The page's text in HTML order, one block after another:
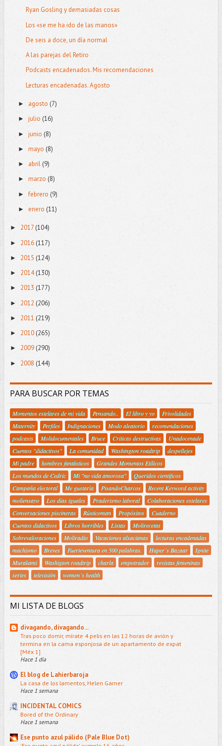
Ryan Gosling y demasiadas cosas
Los «se me ha ido de las manos»
De seis a doce, un día normal
A las parejas del Retiro
Podcasts encadenados. Mis recomendaciones
Lecturas encadenadas. Agosto
► agosto (7)
► julio (16)
► junio (8)
► mayo (8)
► abril (9)
► marzo (8)
►febrero (9)
► enero (11)
► 2017(104)
► 2016(117)
► 2015 (124)
► 2014(130)
► 2013 (177)
► 2012 (206)
► 2011 (219)
► 2010 (265)
► 2009(290)
► 2008 (144)
PARA BUSCAR POR TEMAS
Momentos estelares de mi vida Pensando.. El libro y yo
Frivolidades
Maternity
Perfiles Indignaciones Modo aleatorio
recomendaciones
podcasts
Molidocumentales Bruce Criticas destructivas
Unadocenade
Cuentos "didactivos"
La comunidad Washington roadtrip
despellejes
Mi padre
hombres fantásticos
Grandes Momentos Etílicos
Los mundos de Cedric
Mi "no vida amorosa"
Queridos científicos
Campaña electoral
Me gustaría PisandoCharcos
Recent Keyword activity
moliensayo
Los días iguales Praderismo laboral
Colaboraciones estelares
Conversaciones piscineras
Rústicoman Propósitos
Cuaderno
Cuentos didactivos
Libros horribles Listas
Molirecetas
Sobrevaloraciones
Moliradio Vacaciones alsacianas
lecturas encadenadas
machismo
Breves Fuerteventura en 500 palabras. Haper´s Bazaar
Ignite
Murakami
Washigton roadtrip charla empotrador
revistas femeninas
series
televisión women´s health
MI LISTA DE BLOGS
divagando, divagando...
Tras poco domir, mírate 4 pelis en las 12 horas de avión y
termina en la cama esponjosa de un apartamento de expat
[Méx 1]
Hace 1 día
El blog de Lahierbaroja
La casa de los lamentos, Helen Garner
Hace 1 semana
INCIDENTAL COMICS
Bored of the Ordinary
Hace 1 semana
Ese punto azul pálido (Pale Blue Dot)